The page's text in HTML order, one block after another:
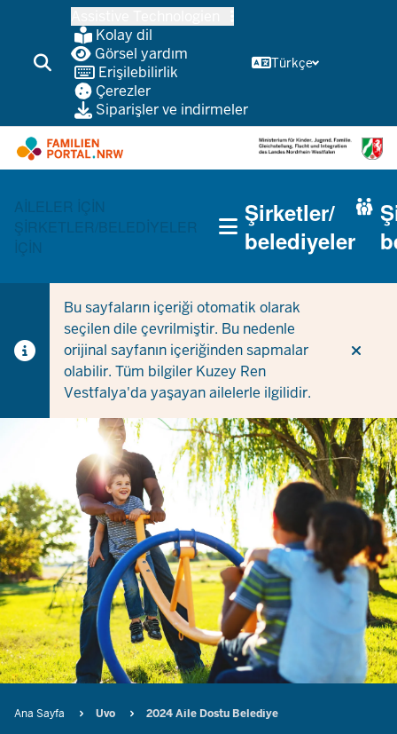
Kolay dil
Görsel yardım
Erişilebilirlik
Çerezler
Siparişler ve indirmeler
Türkçe
AILELER IÇIN
ŞIRKETLER/BELEDIYELER
IÇIN
(TRÄGERBEREICH)
Şirketler/
belediyeler
Bu sayfaların içeriği otomatik olarak
seçilen dile çevrilmiştir. Bu nedenle
orijinal sayfanın içeriğinden sapmalar
olabilir. Tüm bilgiler Kuzey Ren
Vestfalya'da yaşayan ailelerle ilgilidir.
Breadcrumb
Ana Sayfa Uvo 2024 Aile Dostu Belediye